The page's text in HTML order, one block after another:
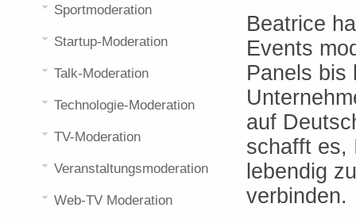
Beatrice
Events
Panels bis
auf
schafft es,
lebendig
verbinden.
Sportmoderation
Startup-Moderation
Talk-Moderation
Technologie-Moderation
TV-Moderation
Veranstaltungsmoderation
Web-TV Moderation